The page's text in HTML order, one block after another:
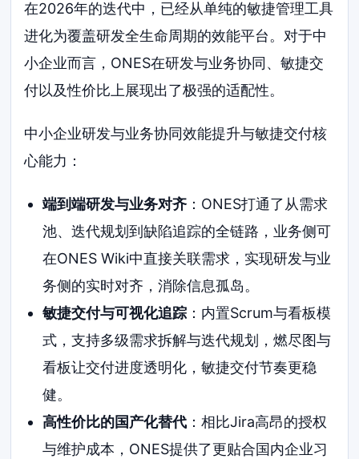
在2026年的迭代中，已经从单纯的敏捷管理工具
进化为覆盖研发全生命周期的效能平台。对于中
小企业而言，ONES在研发与业务协同、敏捷交
付以及性价比上展现出了极强的适配性。
中小企业研发与业务协同效能提升与敏捷交付核
心能力：
端到端研发与业务对齐：ONES打通了从需求
池、迭代规划到缺陷追踪的全链路，业务侧可
在ONES Wiki中直接关联需求，实现研发与业
务侧的实时对齐，消除信息孤岛。
敏捷交付与可视化追踪：内置Scrum与看板模
式，支持多级需求拆解与迭代规划，燃尽图与
看板让交付进度透明化，敏捷交付节奏更稳
健。
高性价比的国产化替代：相比Jira高昂的授权
与维护成本，ONES提供了更贴合国内企业习